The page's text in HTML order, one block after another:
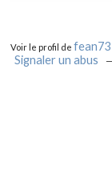
Voir le profil defean73
Signaler un abus